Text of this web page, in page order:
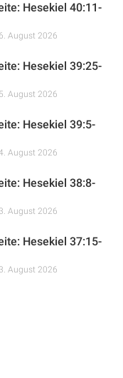
Hesekiel 40:11-
6. August 2026
Hesekiel 39:25-
5. August 2026
Hesekiel 39:5-
August 2026
Hesekiel 38:8-
August 2026
Hesekiel 37:15-
August 2026